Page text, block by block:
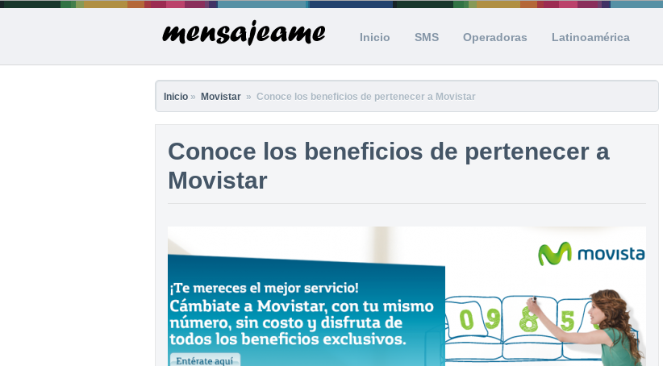
Inicio SMS Operadoras Latinoamérica
Inicio » Movistar » Conoce los beneficios de pertenecer a Movistar
Conoce los beneficios de pertenecer a
Movistar